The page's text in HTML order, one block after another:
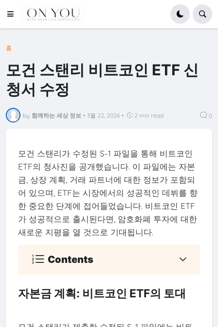
홈
모건 스탠리 비트코인 ETF 신
청서 수정
by 함께하는 세상 정보 • 3월 22, 2026 • 2 min read 0
모건 스탠리가 수정된 S-1 파일을 통해 비트코인
ETF의 청사진을 공개했습니다. 이 파일에는 자본
금, 상장 계획, 거래 파트너에 대한 정보가 포함되
어 있으며, ETF는 시장에서의 성공적인 데뷔를 향
한 중요한 단계에 접어들었습니다. 비트코인 ETF
가 성공적으로 출시된다면, 암호화폐 투자에 대한
새로운 지평을 열 것으로 기대됩니다.
Contents
자본금 계획: 비트코인 ETF의 토대